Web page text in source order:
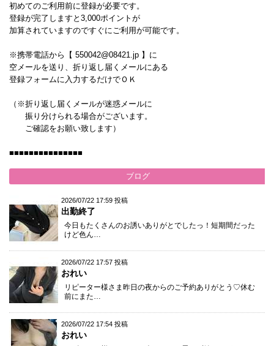
初めてのご利用前に登録が必要です。
登録が完了しますと3,000ポイントが
加算されていますのですぐにご利用が可能です。
※携帯電話から【 550042@08421.jp 】に
空メールを送り、折り返し届くメールにある
登録フォームに入力するだけでＯＫ
（※折り返し届くメールが迷惑メールに
振り分けられる場合がございます。
ご確認をお願い致します）
■■■■■■■■■■■■■■■
ブログ
2026/07/22 17:59 投稿
出勤終了
今日もたくさんのお誘いありがとでしたっ！短期間だった
けど色ん…
2026/07/22 17:57 投稿
おれい
リピーター様さま昨日の夜からのご予約ありがとう♡休む
前にまた…
2026/07/22 17:54 投稿
おれい